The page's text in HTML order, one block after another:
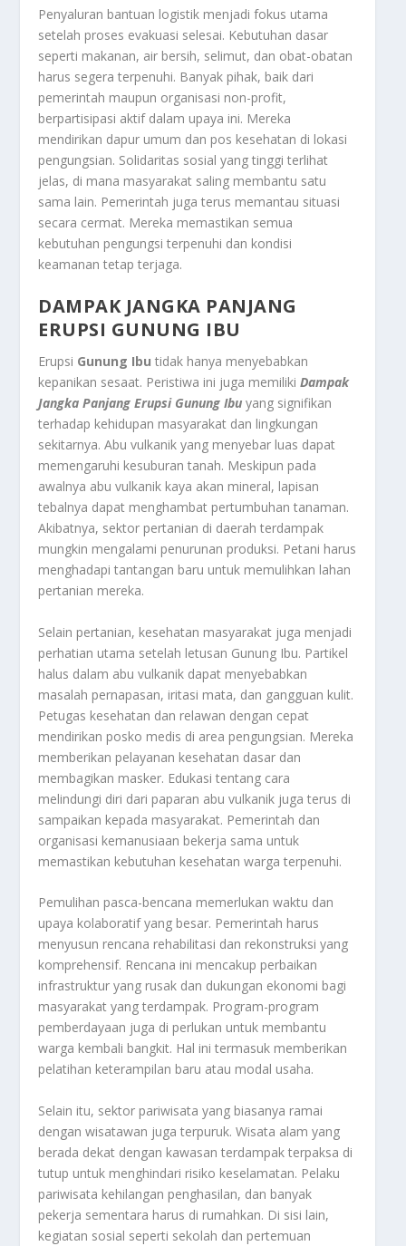
Penyaluran bantuan logistik menjadi fokus utama
setelah proses evakuasi selesai. Kebutuhan dasar
seperti makanan, air bersih, selimut, dan obat-obatan
harus segera terpenuhi. Banyak pihak, baik dari
pemerintah maupun organisasi non-profit,
berpartisipasi aktif dalam upaya ini. Mereka
mendirikan dapur umum dan pos kesehatan di lokasi
pengungsian. Solidaritas sosial yang tinggi terlihat
jelas, di mana masyarakat saling membantu satu
sama lain. Pemerintah juga terus memantau situasi
secara cermat. Mereka memastikan semua
kebutuhan pengungsi terpenuhi dan kondisi
keamanan tetap terjaga.
DAMPAK JANGKA PANJANG
ERUPSI GUNUNG IBU
Erupsi Gunung Ibu tidak hanya menyebabkan
kepanikan sesaat. Peristiwa ini juga memilikiDampak
Jangka Panjang Erupsi Gunung Ibuyang signifikan
terhadap kehidupan masyarakat dan lingkungan
sekitarnya. Abu vulkanik yang menyebar luas dapat
memengaruhi kesuburan tanah. Meskipun pada
awalnya abu vulkanik kaya akan mineral, lapisan
tebalnya dapat menghambat pertumbuhan tanaman.
Akibatnya, sektor pertanian di daerah terdampak
mungkin mengalami penurunan produksi. Petani harus
menghadapi tantangan baru untuk memulihkan lahan
pertanian mereka.
Selain pertanian, kesehatan masyarakat juga menjadi
perhatian utama setelah letusan Gunung Ibu. Partikel
halus dalam abu vulkanik dapat menyebabkan
masalah pernapasan, iritasi mata, dan gangguan kulit.
Petugas kesehatan dan relawan dengan cepat
mendirikan posko medis di area pengungsian. Mereka
memberikan pelayanan kesehatan dasar dan
membagikan masker. Edukasi tentang cara
melindungi diri dari paparan abu vulkanik juga terus di
sampaikan kepada masyarakat. Pemerintah dan
organisasi kemanusiaan bekerja sama untuk
memastikan kebutuhan kesehatan warga terpenuhi.
Pemulihan pasca-bencana memerlukan waktu dan
upaya kolaboratif yang besar. Pemerintah harus
menyusun rencana rehabilitasi dan rekonstruksi yang
komprehensif. Rencana ini mencakup perbaikan
infrastruktur yang rusak dan dukungan ekonomi bagi
masyarakat yang terdampak. Program-program
pemberdayaan juga di perlukan untuk membantu
warga kembali bangkit. Hal ini termasuk memberikan
pelatihan keterampilan baru atau modal usaha.
Selain itu, sektor pariwisata yang biasanya ramai
dengan wisatawan juga terpuruk. Wisata alam yang
berada dekat dengan kawasan terdampak terpaksa di
tutup untuk menghindari risiko keselamatan. Pelaku
pariwisata kehilangan penghasilan, dan banyak
pekerja sementara harus di rumahkan. Di sisi lain,
kegiatan sosial seperti sekolah dan pertemuan